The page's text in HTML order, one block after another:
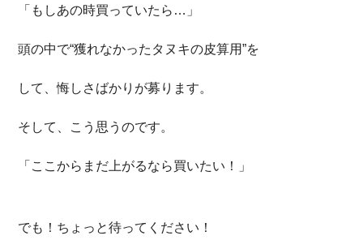
「もしあの時買っていたら…」
頭の中で“獲れなかったタヌキの皮算用”を
して、悔しさばかりが募ります。
そして、こう思うのです。
「ここからまだ上がるなら買いたい！」
でも！ちょっと待ってください！